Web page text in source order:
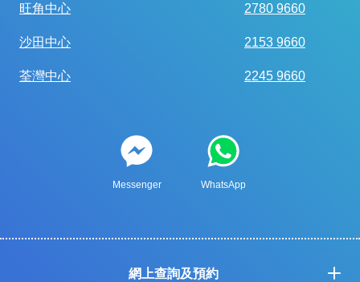
旺角中心 2780 9660
沙田中心 2153 9660
荃灣中心 2245 9660
Messenger WhatsApp
網上查詢及預約